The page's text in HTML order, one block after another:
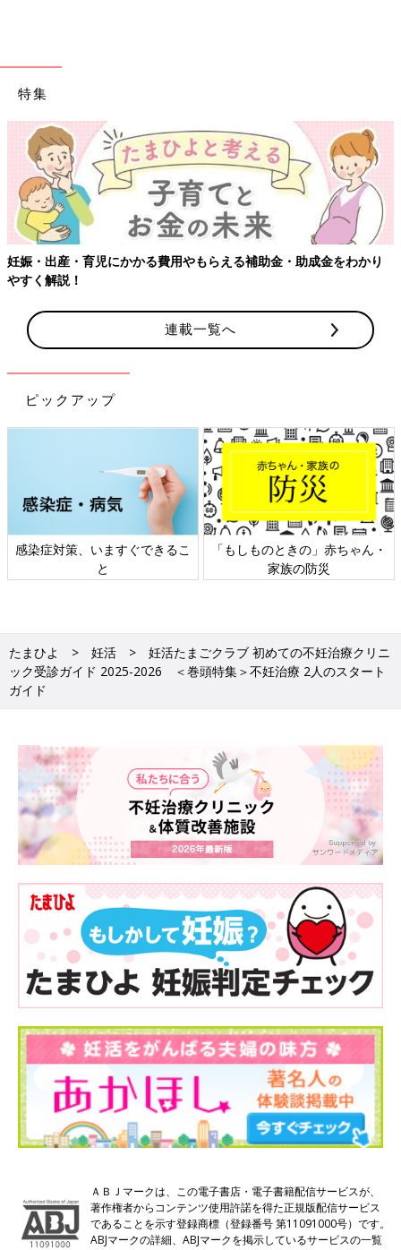
特集
・育児にかかる費用やもらえる補助金・助成金をわかり
！
【ワク
連載一覧へ
ピックアップ
感染症対策、いますぐできるこ
と
「もしものときの」赤ちゃん・
家族の防災
たまひよ 妊活
妊活たまごクラブ 初めての不妊治療クリニ
ック受診ガイド 2025-2026 ＜巻頭特集＞不妊治療 2人のスタート
ガイド
ＡＢＪマークは、この電子書店・電子書籍配信サービスが、
著作権者からコンテンツ使用許諾を得た正規版配信サービス
であることを示す登録商標（登録番号 第11091000号）です。
ABJマークの詳細、ABJマークを掲示しているサービスの一覧